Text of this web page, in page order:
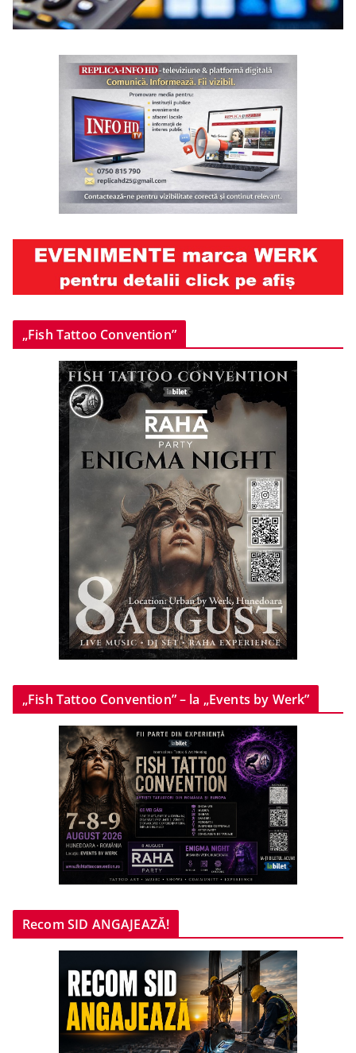
„Fish Tattoo Convention”
„Fish Tattoo Convention” – la „Events by Werk”
Recom SID ANGAJEAZĂ!